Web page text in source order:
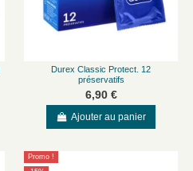
Durex Classic Protect. 12
préservatifs
6,90 €
Ajouter au panier
Promo !